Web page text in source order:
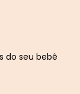
do seu bebê